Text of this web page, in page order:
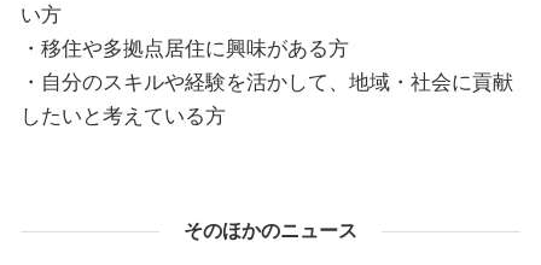
い方
・移住や多拠点居住に興味がある方
・自分のスキルや経験を活かして、地域・社会に貢献
したいと考えている方
そのほかのニュース